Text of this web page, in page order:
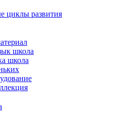
циклы развития
школа
школа